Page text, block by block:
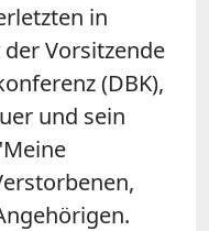
in
Vorsitzende
(DBK),
und sein